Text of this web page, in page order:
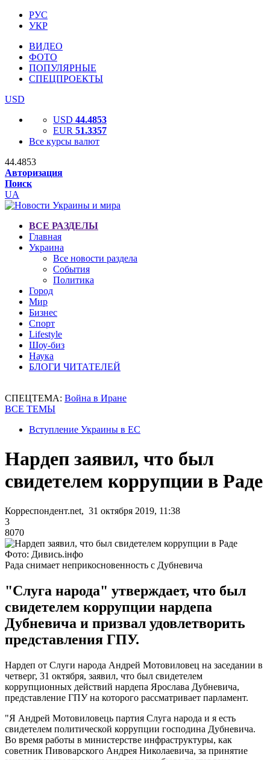
РУС
УКР
ВИДЕО
ФОТО
ПОПУЛЯРНЫЕ
СПЕЦПРОЕКТЫ
USD
USD 44.4853
EUR 51.3357
Все курсы валют
44.4853
Авторизация
Поиск
UA
ВСЕ РАЗДЕЛЫ
Главная
Украина
Все новости раздела
События
Политика
Город
Мир
Бизнес
Спорт
Lifestyle
Шоу-биз
Наука
БЛОГИ ЧИТАТЕЛЕЙ
СПЕЦТЕМА: Война в Иране
ВСЕ ТЕМЫ
Вступление Украины в ЕС
Нардеп заявил, что был
свидетелем коррупции в Раде
Корреспондент.net, 31 октября 2019, 11:38
3
8070
Фото: Дивись.інфо
Рада снимает неприкосновенность с Дубневича
"Слуга народа" утверждает, что был
свидетелем коррупции нардепа
Дубневича и призвал удовлетворить
представления ГПУ.
Нардеп от Слуги народа Андрей Мотовиловец на заседании в
четверг, 31 октября, заявил, что был свидетелем
коррупционных действий нардепа Ярослава Дубневича,
представление ГПУ на которого рассматривает парламент.
"Я Андрей Мотовиловець партия Слуга народа и я есть
свидетелем политической коррупции господина Дубневича.
Во время работы в министерстве инфраструктуры, как
советник Пивоварского Андрея Николаевича, за принятие